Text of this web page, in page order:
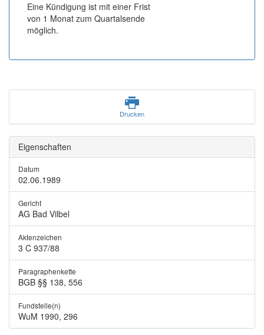
Eine Kündigung ist mit einer Frist
von 1 Monat zum Quartalsende
möglich.
Drucken
Eigenschaften
Datum
02.06.1989
Gericht
AG Bad Vilbel
Aktenzeichen
3 C 937/88
Paragraphenkette
BGB §§ 138, 556
Fundstelle(n)
WuM 1990, 296